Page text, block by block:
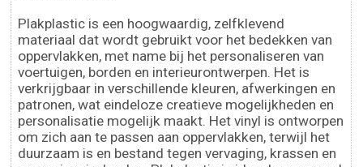
Plakplastic is een hoogwaardig, zelfklevend
materiaal dat wordt gebruikt voor het bedekken van
oppervlakken, met name bij het personaliseren van
voertuigen, borden en interieurontwerpen. Het is
verkrijgbaar in verschillende kleuren, afwerkingen en
patronen, wat eindeloze creatieve mogelijkheden en
personalisatie mogelijk maakt. Het vinyl is ontworpen
om zich aan te passen aan oppervlakken, terwijl het
duurzaam is en bestand tegen vervaging, krassen en